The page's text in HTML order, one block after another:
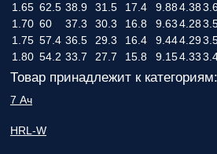
1.65 62.5 38.9 31.5 17.4 9.884.38
1.70 60 37.3 30.3 16.8 9.634.28
1.75 57.4 36.5 29.3 16.4 9.444.29
1.80 54.2 33.7 27.7 15.8 9.154.33
Товар принадлежит к категориям:
7 Ач
HRL-W